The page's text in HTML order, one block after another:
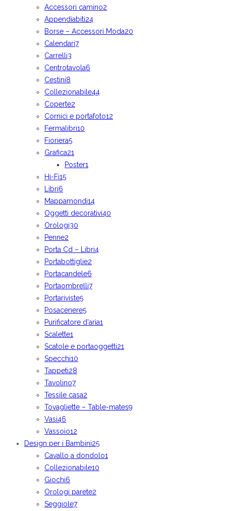
Accessori camino2
Appendiabiti24
Borse – Accessori Moda20
Calendari7
Carrelli3
Centrotavola6
Cestini8
Collezionabile44
Coperte2
Cornici e portafoto12
Fermalibri10
Fioriera5
Grafica21
Poster1
Hi-Fi15
Libri6
Mappamondi14
Oggetti decorativi40
Orologi30
Penne2
Porta Cd – Libri4
Portabottiglie2
Portacandele6
Portaombrelli7
Portariviste5
Posacenere5
Purificatore d'aria1
Scalette1
Scatole e portaoggetti21
Specchi10
Tappeti28
Tavolino7
Tessile casa2
Tovagliette – Table-mates9
Vasi46
Vassoio12
Design per i Bambini25
Cavallo a dondolo1
Collezionabile10
Giochi6
Orologi parete2
Seggiole7